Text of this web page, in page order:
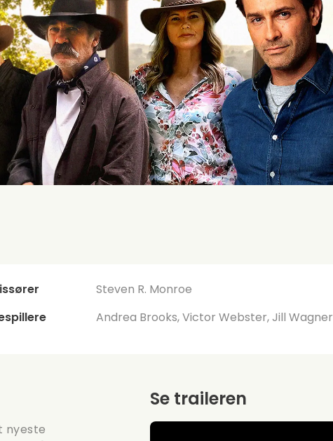
Steven R. Monroe
Andrea Brooks, Victor Webster, Jill Wagner
nyeste
Se traileren